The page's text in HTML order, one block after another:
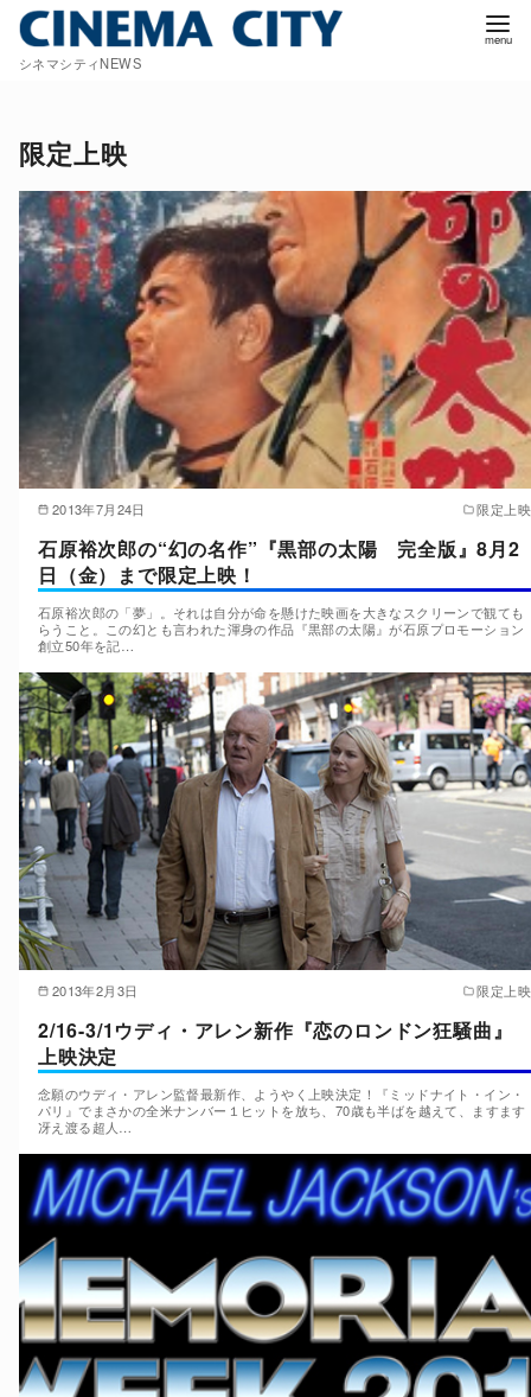
シネマシティNEWS
限定上映
2013年7月24日 限定上映
石原裕次郎の“幻の名作”『黒部の太陽 完全版』8月2
日（金）まで限定上映！
石原裕次郎の「夢」。それは自分が命を懸けた映画を大きなスクリーンで観ても
らうこと。この幻とも言われた渾身の作品『黒部の太陽』が石原プロモーション
創立50年を記…
2013年2月3日 限定上映
2/16-3/1ウディ・アレン新作『恋のロンドン狂騒曲』
上映決定
念願のウディ・アレン監督最新作、ようやく上映決定！『ミッドナイト・イン・
パリ』でまさかの全米ナンバー１ヒットを放ち、70歳も半ばを越えて、ますます
冴え渡る超人…